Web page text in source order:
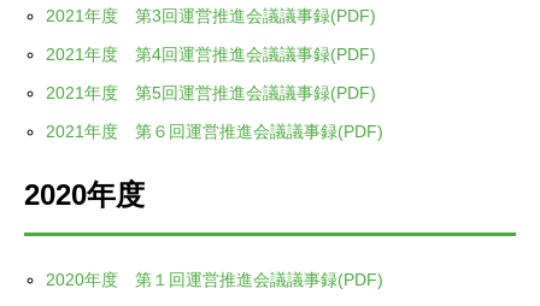
2021年度 第3回運営推進会議議事録(PDF)
2021年度 第4回運営推進会議議事録(PDF)
2021年度 第5回運営推進会議議事録(PDF)
2021年度 第６回運営推進会議議事録(PDF)
2020年度
2020年度 第１回運営推進会議議事録(PDF)